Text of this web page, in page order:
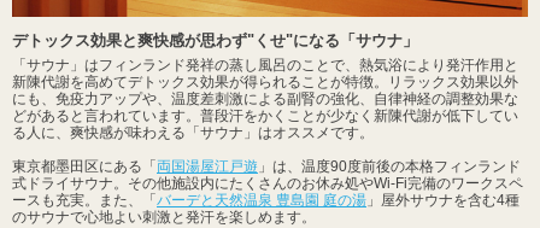
デトックス効果と爽快感が思わず"くせ"になる「サウナ」
「サウナ」はフィンランド発祥の蒸し風呂のことで、熱気浴により発汗作用と
新陳代謝を高めてデトックス効果が得られることが特徴。リラックス効果以外
にも、免疫力アップや、温度差刺激による副腎の強化、自律神経の調整効果な
どがあると言われています。普段汗をかくことが少なく新陳代謝が低下してい
る人に、爽快感が味わえる「サウナ」はオススメです。
東京都墨田区にある「 両国湯屋江戸遊 」は、温度90度前後の本格フィンランド
式ドライサウナ。その他施設内にたくさんのお休み処やWi-Fi完備のワークスペ
ースも充実。また、「 バーデと天然温泉 豊島園 庭の湯 」屋外サウナを含む4種
のサウナで心地よい刺激と発汗を楽しめます。